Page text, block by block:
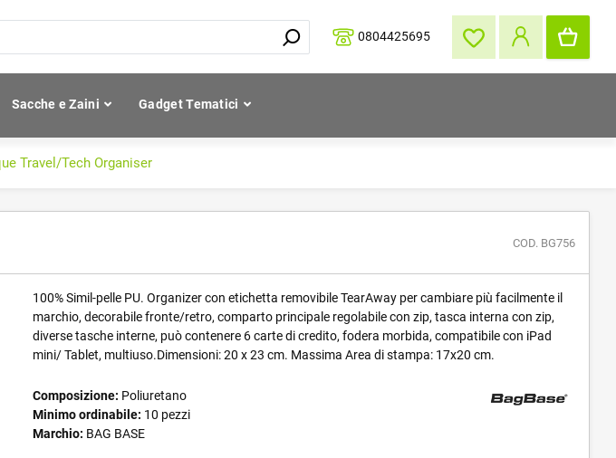
0804425695
Sacche e Zaini Gadget Tematici
Travel/Tech Organiser
COD. BG756
100% Simil-pelle PU. Organizer con etichetta removibile TearAway per cambiare più facilmente il
marchio, decorabile fronte/retro, comparto principale regolabile con zip, tasca interna con zip,
diverse tasche interne, può contenere 6 carte di credito, fodera morbida, compatibile con iPad
mini/ Tablet, multiuso.Dimensioni: 20 x 23 cm. Massima Area di stampa: 17x20 cm.
Composizione: Poliuretano
Minimo ordinabile: 10 pezzi
Marchio: BAG BASE